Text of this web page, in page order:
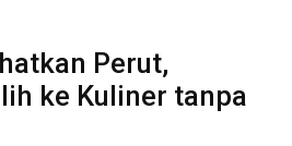
Perut,
ke Kuliner tanpa